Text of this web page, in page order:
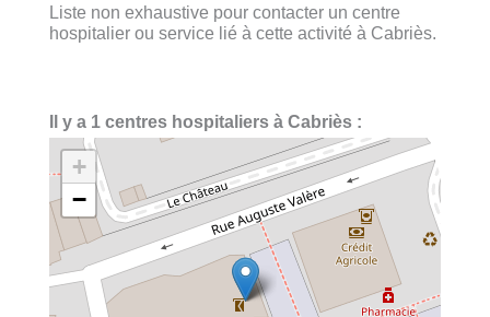
Liste non exhaustive pour contacter un centre
hospitalier ou service lié à cette activité à Cabriès.
Il y a 1 centres hospitaliers à Cabriès :
+
−